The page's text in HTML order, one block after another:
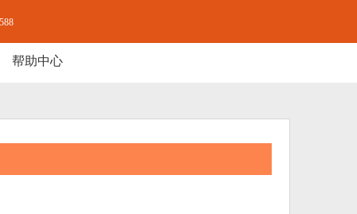
帮助中心